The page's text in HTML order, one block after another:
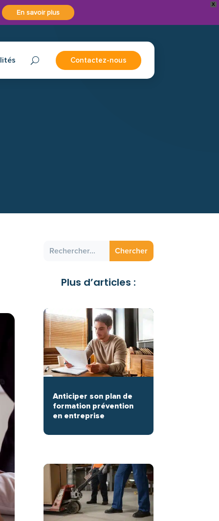
X
En savoir plus
Contactez-nous
Plus d’articles :
Anticiper son plan de
formation prévention
en entreprise